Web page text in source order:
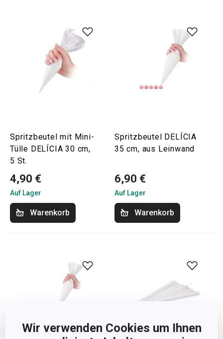
Wir verwenden Cookies um Ihnen
Spritzbeutel mit Mini-
Tülle DELÍCIA 30 cm,
5 St.
4,90 €
Auf Lager
Warenkorb
Spritzbeutel DELÍCIA
35 cm, aus Leinwand
6,90 €
Auf Lager
Warenkorb